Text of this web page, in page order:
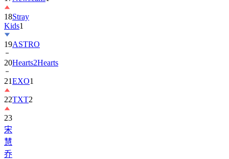
18Stray
Kids1
19ASTRO
20Hearts2Hearts
21EXO1
22TXT2
23
宋
慧
乔